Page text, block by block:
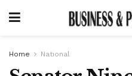
Home National